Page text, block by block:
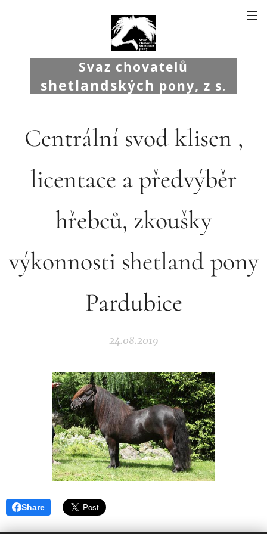
Svaz chovatelů
shetlandských pony, z s.
Centrální svod klisen ,
licentace a předvýběr
hřebců, zkoušky
výkonnosti shetland pony
Pardubice
24.08.2019
Share